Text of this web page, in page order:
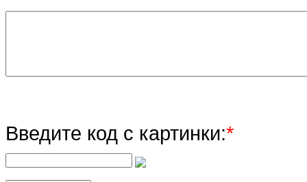
Введите код с картинки:*